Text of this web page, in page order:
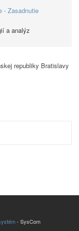
- Zasadnutie
a analýz
republiky Bratislavy
- SysCom